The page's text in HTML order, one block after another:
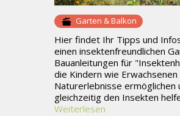
Garten & Balkon
Hier findet Ihr Tipps und
einen insektenfreundlichen
Bauanleitungen für
die Kindern wie Erwachsenen
Naturerlebnisse ermöglichen
gleichzeitig den Insekten
Weiterlesen